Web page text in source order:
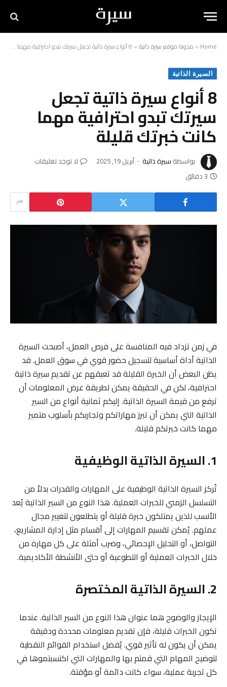
Home
» مدونة موقع سيرة ذاتية» 8 أنواع سيرة ذاتية تجعل سيرتك تبدو احترافية مهما كانت خبرتك قليلة
السيرة الذاتية
8 أنواع سيرة ذاتية تجعل
سيرتك تبدو احترافية مهما
كانت خبرتك قليلة
بواسطة سيرة ذاتية أبريل 19, 2025
لا توجد تعليقات
3 دقائق
في زمن تزداد فيه المنافسة على فرص العمل، أصبحت السيرة
الذاتية أداة أساسية لتسجيل حضور قوي في سوق العمل. قد
يظن البعض أن الخبرة القليلة قد تعيقهم عن تقديم سيرة ذاتية
احترافية، لكن في الحقيقة يمكن لطريقة عرض المعلومات أن
ترفع من قيمة السيرة الذاتية. إليكم ثمانية أنواع من السير
الذاتية التي يمكن أن تبرز مهاراتكم وتجاربكم بأسلوب متميز
مهما كانت خبرتكم قليلة.
1. السيرة الذاتية الوظيفية
تُركز السيرة الذاتية الوظيفية على المهارات والقدرات بدلاً من
التسلسل الزمني للخبرات العملية. هذا النوع من السير الذاتية يُعد
الأنسب للذين يمتلكون خبرة قليلة أو يتطلعون لتغيير مجال
عملهم. يُمكن تقسيم المهارات إلى أقسام مثل إدارة المشاريع،
التواصل، أو التحليل الإحصائي، وضرب أمثلة على كل مهارة من
خلال الخبرات العملية أو التطوعية أو حتى الأنشطة الأكاديمية.
2. السيرة الذاتية المختصرة
الإيجاز والوضوح هما عنوان هذا النوع من السير الذاتية. عندما
تكون الخبرات قليلة، فإن تقديم معلومات محددة ودقيقة
يمكن أن يكون له تأثير قوي. يُفضل استخدام القوائم النقطية
لتوضيح المهام التي قمتم بها والمهارات التي اكتسبتموها في
كل تجربة عملية، سواء كانت دائمة أو مؤقتة.